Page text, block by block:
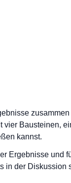
vier Bausteinen,
kannst.
Ergebnisse und
in der Diskussion